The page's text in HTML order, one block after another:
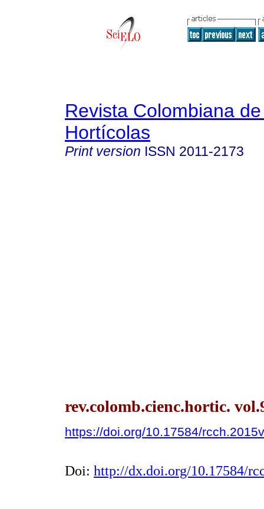
Revista Colombiana
Hortícolas
Print version ISSN 2011-2173
rev.colomb.cienc.hortic.
https://doi.org/10.17584/
Doi: http://dx.doi.org/10.17584/